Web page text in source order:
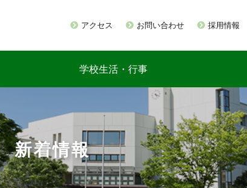
アクセス お問い合わせ 採用情報
学校生活・行事
新着情報